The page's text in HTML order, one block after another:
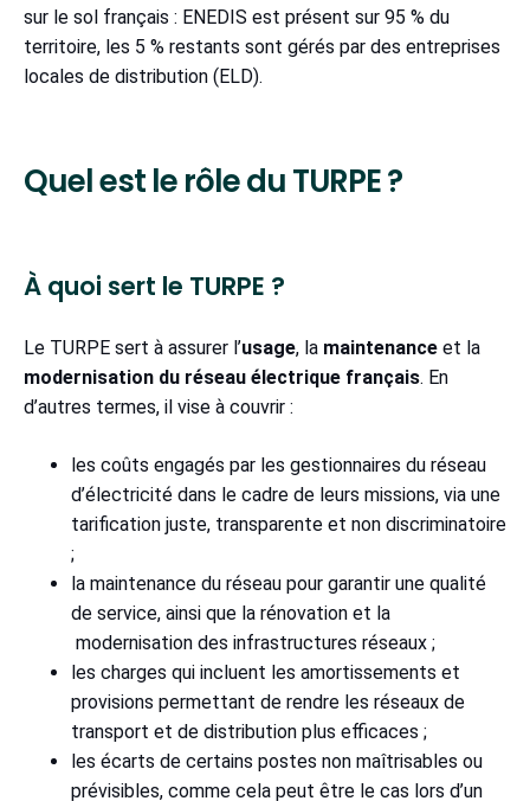
sur le sol français : ENEDIS est présent sur 95 % du
territoire, les 5 % restants sont gérés par des entreprises
locales de distribution (ELD).
Quel est le rôle du TURPE ?
À quoi sert le TURPE ?
Le TURPE sert à assurer l’usage, la maintenance et la
modernisation du réseau électrique français. En
d’autres termes, il vise à couvrir :
les coûts engagés par les gestionnaires du réseau
d’électricité dans le cadre de leurs missions, via une
tarification juste, transparente et non discriminatoire
;
la maintenance du réseau pour garantir une qualité
de service, ainsi que la rénovation et la
modernisation des infrastructures réseaux ;
les charges qui incluent les amortissements et
provisions permettant de rendre les réseaux de
transport et de distribution plus efficaces ;
les écarts de certains postes non maîtrisables ou
prévisibles, comme cela peut être le cas lors d’un